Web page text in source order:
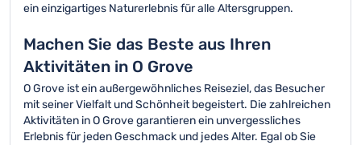
ein einzigartiges Naturerlebnis für alle Altersgruppen.
Machen Sie das Beste aus Ihren
Aktivitäten in O Grove
O Grove ist ein außergewöhnliches Reiseziel, das Besucher
mit seiner Vielfalt und Schönheit begeistert. Die zahlreichen
Aktivitäten in O Grove garantieren ein unvergessliches
Erlebnis für jeden Geschmack und jedes Alter. Egal ob Sie